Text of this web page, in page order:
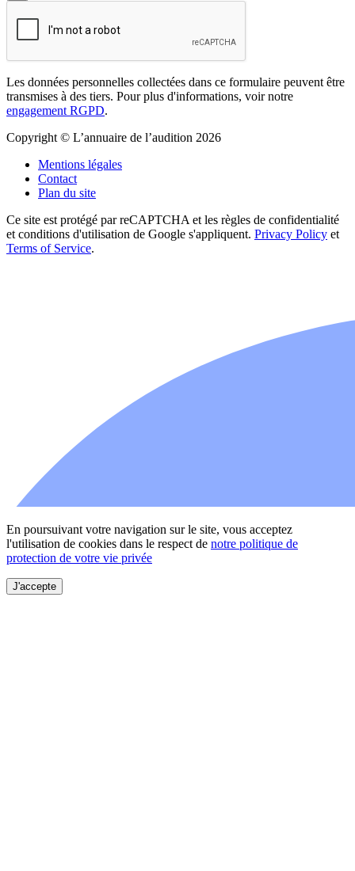
Les données personnelles collectées dans ce formulaire peuvent être
transmises à des tiers. Pour plus d'informations, voir notre
engagement RGPD.
Copyright © L’annuaire de l’audition 2026
Mentions légales
Contact
Plan du site
Ce site est protégé par reCAPTCHA et les règles de confidentialité
et conditions d'utilisation de Google s'appliquent. Privacy Policy et
Terms of Service.
En poursuivant votre navigation sur le site, vous acceptez
l'utilisation de cookies dans le respect de notre politique de
protection de votre vie privée
J'accepte